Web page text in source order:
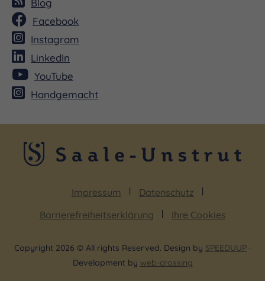
Vertreterin einer jungen Generation von
Organistinnen, die mit stilistischer Sicherheit und
musikalischer Ausdruckskraft die Orgeltradition
ihres Landes weiterführt.
Facebook
Instagram
LinkedIn
YouTube
Handgemacht
Impressum
Datenschutz
Barrierefreiheitserklärung
Ihre Cookies
Copyright 2026 © All rights Reserved. Design by SPEEDUUP ·
Development by web-crossing